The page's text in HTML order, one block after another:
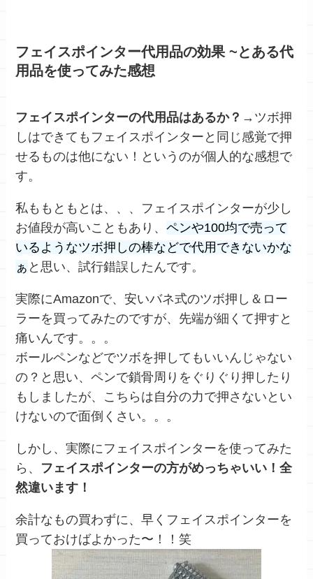
フェイスポインター代用品の効果 ~とある代
用品を使ってみた感想
フェイスポインターの代用品はあるか？ →ツボ押
しはできても フェイスポインターと同じ感覚で押
せるものは他にない！というのが個人的な感想で
す。
私ももともとは、、、フェイスポインターが少し
お値段が高いこともあり、ペンや100均で売って
いるようなツボ押しの棒などで代用できないかな
ぁ と思い、試行錯誤したんです。
実際にAmazonで、安いバネ式のツボ押し＆ロー
ラーを買ってみたのですが、先端が細くて押すと
痛いんです。。。
ボールペンなどでツボを押してもいいんじゃない
の？と思い、ペンで鎖骨周りをぐりぐり押したり
もしましたが、こちらは自分の力で押さないとい
けないので面倒くさい。。。
しかし、実際にフェイスポインターを使ってみた
ら、 フ ェイスポインターの方がめっちゃいい！全
然違います！
余計なもの買わずに、早くフェイスポインターを
買っておけばよかった〜！！笑